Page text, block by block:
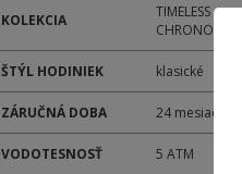
KOLEKCIA
TIMELESS
ŠTÝL HODINIEK klasické
ZÁRUČNÁ DOBA 24 mesiacov
VODOTESNOSŤ 5 ATM